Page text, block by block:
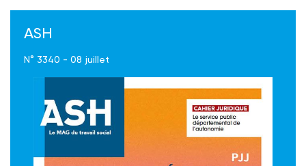
ASH
N° 3340 - 08 juillet